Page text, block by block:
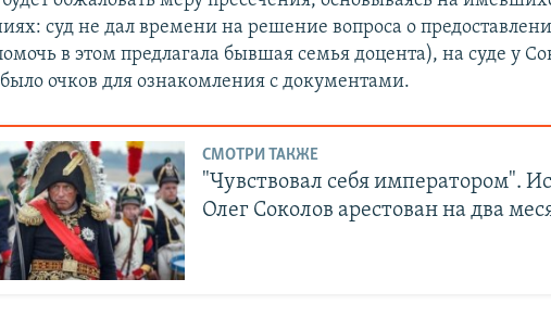
суд не дал времени на решение вопроса о
в этом предлагала бывшая семья доцента), на суде у
очков для ознакомления с документами.
СМОТРИ ТАКЖЕ
"Чувствовал себя императором".
Олег Соколов арестован на два